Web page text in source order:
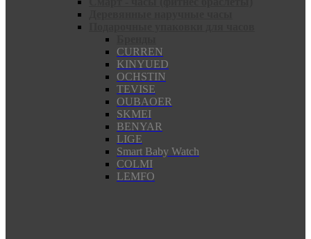
CURREN
KINYUED
OCHSTIN
TEVISE
OUBAOER
SKMEI
BENYAR
LIGE
Smart Baby Watch
COLMI
LEMFO